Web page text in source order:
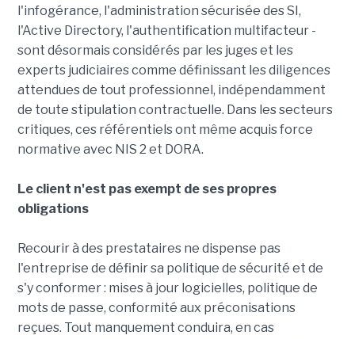
l'infogérance, l'administration sécurisée des SI,
l'Active Directory, l'authentification multifacteur -
sont désormais considérés par les juges et les
experts judiciaires comme définissant les diligences
attendues de tout professionnel, indépendamment
de toute stipulation contractuelle. Dans les secteurs
critiques, ces référentiels ont même acquis force
normative avec NIS 2 et DORA.
Le client n'est pas exempt de ses propres
obligations
Recourir à des prestataires ne dispense pas
l'entreprise de définir sa politique de sécurité et de
s'y conformer : mises à jour logicielles, politique de
mots de passe, conformité aux préconisations
reçues. Tout manquement conduira, en cas